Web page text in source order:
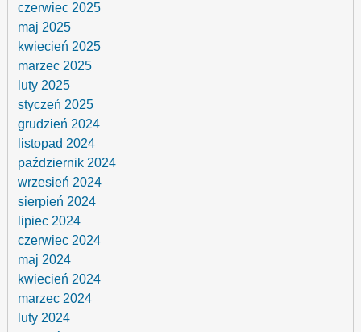
czerwiec 2025
maj 2025
kwiecień 2025
marzec 2025
luty 2025
styczeń 2025
grudzień 2024
listopad 2024
październik 2024
wrzesień 2024
sierpień 2024
lipiec 2024
czerwiec 2024
maj 2024
kwiecień 2024
marzec 2024
luty 2024